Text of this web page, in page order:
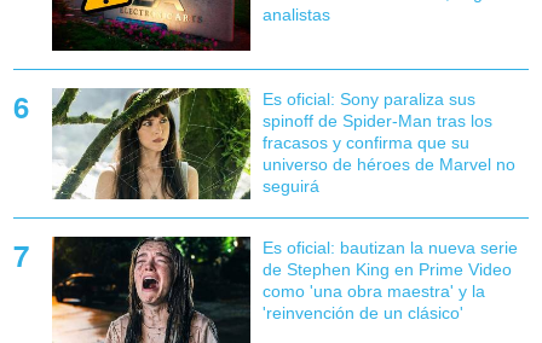
analistas
Es oficial: Sony paraliza sus
spinoff de Spider-Man tras los
fracasos y confirma que su
universo de héroes de Marvel no
seguirá
Es oficial: bautizan la nueva serie
de Stephen King en Prime Video
como 'una obra maestra' y la
'reinvención de un clásico'